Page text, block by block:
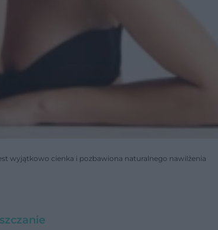
wyjątkowo cienka i pozbawiona naturalnego nawilżenia